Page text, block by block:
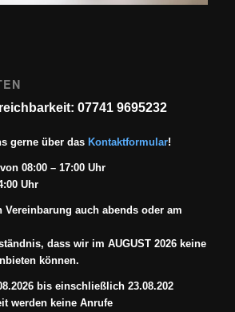
07741 9695232
gerne über das Kontaktformular!
08:00 – 17:00 Uhr
Uhr
Vereinbarung auch abends oder am
dass wir im AUGUST 2026 keine
können.
bis einschließlich 23.08.202
werden keine Anrufe